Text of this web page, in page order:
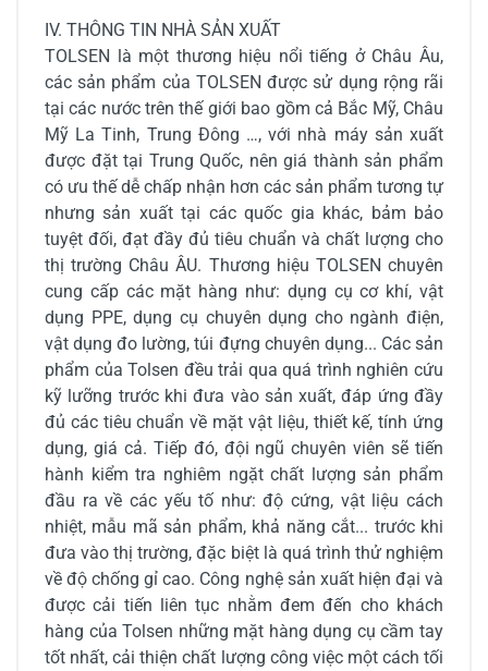
IV. THÔNG TIN NHÀ SẢN XUẤT
TOLSEN là một thương hiệu nổi tiếng ở Châu Âu,
các sản phẩm của TOLSEN được sử dụng rộng rãi
tại các nước trên thế giới bao gồm cả Bắc Mỹ, Châu
Mỹ La Tinh, Trung Đông …, với nhà máy sản xuất
được đặt tại Trung Quốc, nên giá thành sản phẩm
có ưu thế dễ chấp nhận hơn các sản phẩm tương tự
nhưng sản xuất tại các quốc gia khác, bảm bảo
tuyệt đối, đạt đầy đủ tiêu chuẩn và chất lượng cho
thị trường Châu ÂU. Thương hiệu TOLSEN chuyên
cung cấp các mặt hàng như: dụng cụ cơ khí, vật
dụng PPE, dụng cụ chuyên dụng cho ngành điện,
vật dụng đo lường, túi đựng chuyên dụng... Các sản
phẩm của Tolsen đều trải qua quá trình nghiên cứu
kỹ lưỡng trước khi đưa vào sản xuất, đáp ứng đầy
đủ các tiêu chuẩn về mặt vật liệu, thiết kế, tính ứng
dụng, giá cả. Tiếp đó, đội ngũ chuyên viên sẽ tiến
hành kiểm tra nghiêm ngặt chất lượng sản phẩm
đầu ra về các yếu tố như: độ cứng, vật liệu cách
nhiệt, mẫu mã sản phẩm, khả năng cắt... trước khi
đưa vào thị trường, đặc biệt là quá trình thử nghiệm
về độ chống gỉ cao. Công nghệ sản xuất hiện đại và
được cải tiến liên tục nhằm đem đến cho khách
hàng của Tolsen những mặt hàng dụng cụ cầm tay
tốt nhất, cải thiện chất lượng công việc một cách tối